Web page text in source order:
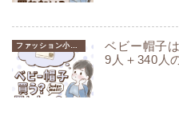
ファッション小物編
ベビー帽子
9人＋340人